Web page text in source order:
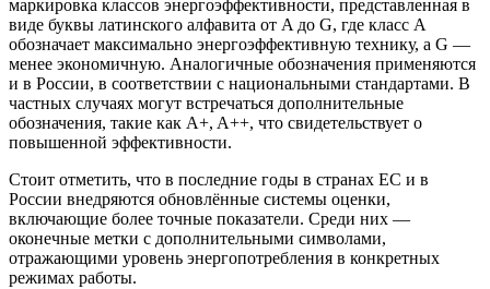
маркировка классов энергоэффективности, представленная в
виде буквы латинского алфавита от A до G, где класс A
обозначает максимально энергоэффективную технику, а G —
менее экономичную. Аналогичные обозначения применяются
и в России, в соответствии с национальными стандартами. В
частных случаях могут встречаться дополнительные
обозначения, такие как A+, A++, что свидетельствует о
повышенной эффективности.
Стоит отметить, что в последние годы в странах ЕС и в
России внедряются обновлённые системы оценки,
включающие более точные показатели. Среди них —
оконечные метки с дополнительными символами,
отражающими уровень энергопотребления в конкретных
режимах работы.